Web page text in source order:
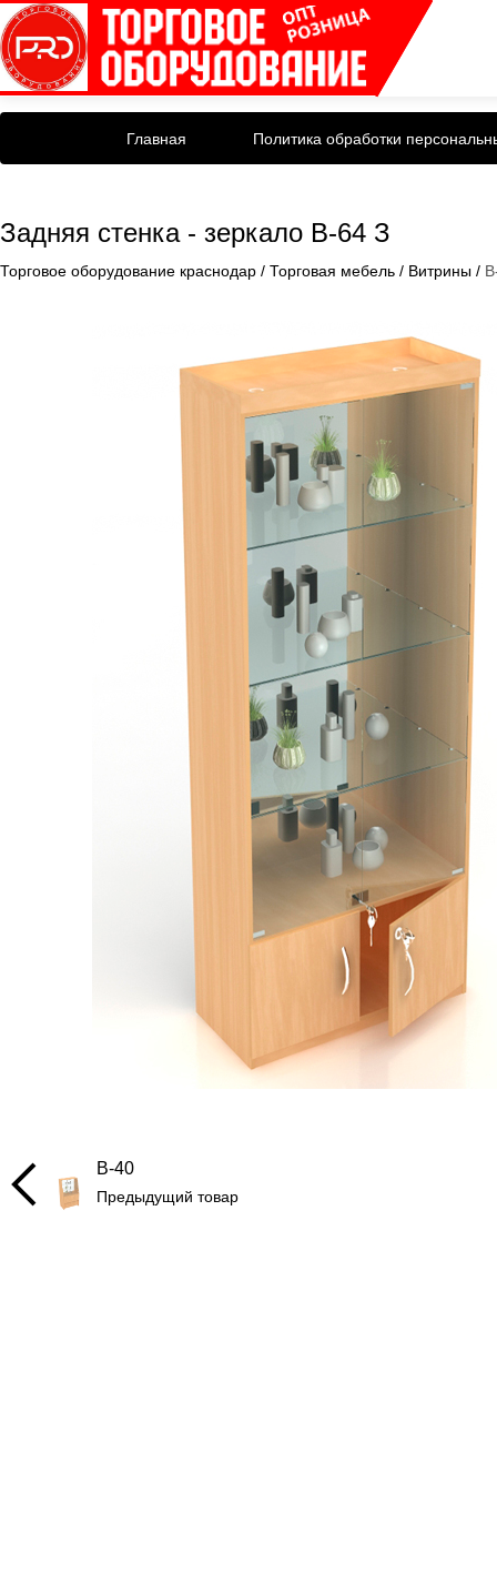
Главная Политика обработки
Задняя стенка - зеркало В-64 З
Торговое оборудование краснодар / Торговая мебель / Витрины /
В-40
Предыдущий товар